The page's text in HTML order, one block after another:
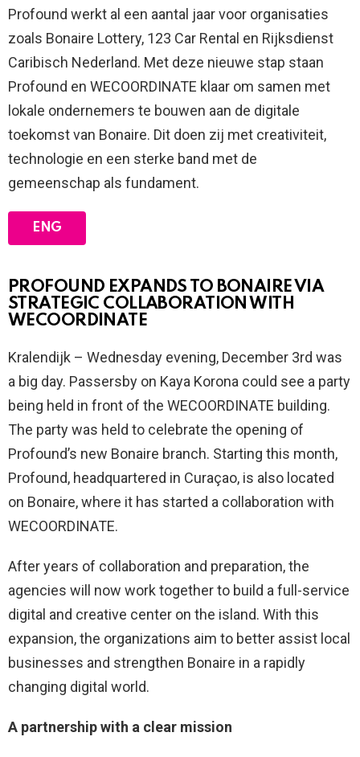
Profound werkt al een aantal jaar voor organisaties
zoals Bonaire Lottery, 123 Car Rental en Rijksdienst
Caribisch Nederland. Met deze nieuwe stap staan
Profound en WECOORDINATE klaar om samen met
lokale ondernemers te bouwen aan de digitale
toekomst van Bonaire. Dit doen zij met creativiteit,
technologie en een sterke band met de
gemeenschap als fundament.
ENG
PROFOUND EXPANDS TO BONAIRE VIA
STRATEGIC COLLABORATION WITH
WECOORDINATE
Kralendijk – Wednesday evening, December 3rd was
a big day. Passersby on Kaya Korona could see a party
being held in front of the WECOORDINATE building.
The party was held to celebrate the opening of
Profound’s new Bonaire branch. Starting this month,
Profound, headquartered in Curaçao, is also located
on Bonaire, where it has started a collaboration with
WECOORDINATE.
After years of collaboration and preparation, the
agencies will now work together to build a full-service
digital and creative center on the island. With this
expansion, the organizations aim to better assist local
businesses and strengthen Bonaire in a rapidly
changing digital world.
A partnership with a clear mission